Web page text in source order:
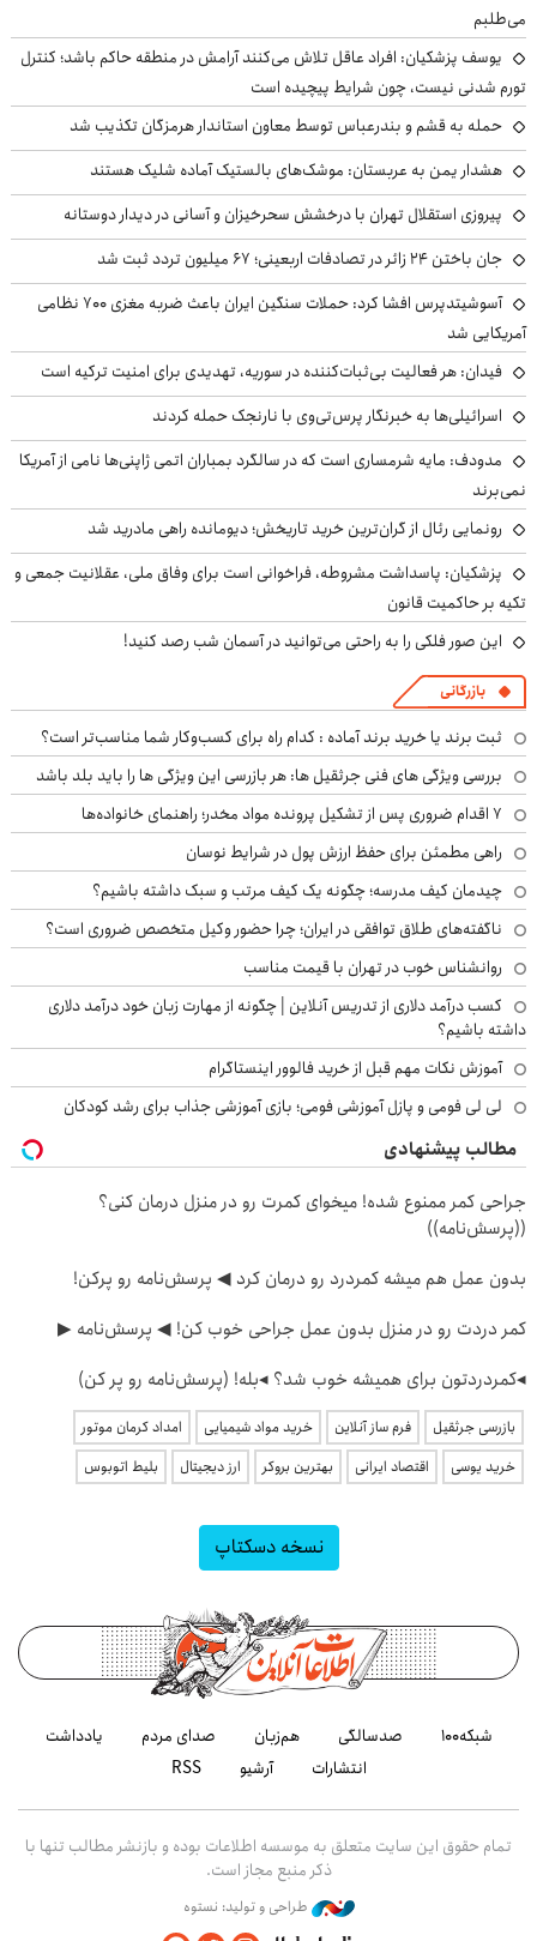
می‌طلبم
یوسف پزشکیان: افراد عاقل تلاش می‌کنند آرامش در منطقه حاکم باشد؛ کنترل
تورم شدنی نیست، چون شرایط پیچیده است
حمله به قشم و بندرعباس توسط معاون استاندار هرمزگان تکذیب شد
هشدار یمن به عربستان: موشک‌های بالستیک آماده شلیک هستند
پیروزی استقلال تهران با درخشش سحرخیزان و آسانی در دیدار دوستانه
جان باختن ۲۴ زائر در تصادفات اربعینی؛ ۶۷ میلیون تردد ثبت شد
آسوشیتدپرس افشا کرد: حملات سنگین ایران باعث ضربه مغزی ۷۰۰ نظامی
آمریکایی شد
فیدان: هر فعالیت بی‌ثبات‌کننده در سوریه، تهدیدی برای امنیت ترکیه است
اسرائیلی‌ها به خبرنگار پرس‌تی‌وی با نارنجک حمله کردند
مدودف: مایه شرمساری است که در سالگرد بمباران اتمی ژاپنی‌ها نامی از آمریکا
نمی‌برند
رونمایی رئال از گران‌ترین خرید تاریخش؛ دیومانده راهی مادرید شد
پزشکیان: پاسداشت مشروطه، فراخوانی است برای وفاق ملی، عقلانیت جمعی و
تکیه بر حاکمیت قانون
این صور فلکی را به راحتی می‌توانید در آسمان شب رصد کنید!
بازرگانی
ثبت برند یا خرید برند آماده : کدام راه برای کسب‌وکار شما مناسب‌تر است؟
بررسی ویژگی های فنی جرثقیل ها: هر بازرسی این ویژگی ها را باید بلد باشد
۷ اقدام ضروری پس از تشکیل پرونده مواد مخدر؛ راهنمای خانواده‌ها
راهی مطمئن برای حفظ ارزش پول در شرایط نوسان
چیدمان کیف مدرسه؛ چگونه یک کیف مرتب و سبک داشته باشیم؟
ناگفته‌های طلاق توافقی در ایران؛ چرا حضور وکیل متخصص ضروری است؟
روانشناس خوب در تهران با قیمت مناسب
کسب درآمد دلاری از تدریس آنلاین | چگونه از مهارت زبان خود درآمد دلاری
داشته باشیم؟
آموزش نکات مهم قبل از خرید فالوور اینستاگرام
لی لی فومی و پازل آموزشی فومی؛ بازی آموزشی جذاب برای رشد کودکان
مطالب پیشنهادی
جراحی کمر ممنوع شده! میخوای کمرت رو در منزل درمان کنی؟
((پرسش‌نامه))
بدون عمل هم میشه کمردرد رو درمان کرد ◀ پرسش‎‌نامه رو پرکن!
کمر دردت رو در منزل بدون عمل جراحی خوب کن! ◀ پرسش‌نامه ▶
◂کمردردتون برای همیشه خوب شد؟ ◂بله! (پرسش‌نامه رو پر کن)
بازرسی جرثقیل فرم ساز آنلاین خرید مواد شیمیایی
امداد کرمان موتور
خرید یوسی
اقتصاد ایرانی بهترین بروکر ارز دیجیتال بلیط اتوبوس
نسخه دسکتاپ
شبکه۱۰۰ صدسالگی هم‌زبان صدای مردم
یادداشت
انتشارات
آرشیو RSS
تمام حقوق این سایت متعلق به موسسه اطلاعات بوده و بازنشر مطالب تنها با
ذکر منبع مجاز است.
طراحی و تولید: نستوه